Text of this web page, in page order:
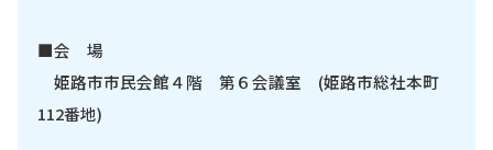
■会 場
姫路市市民会館４階 第６会議室 (姫路市総社本町
112番地)